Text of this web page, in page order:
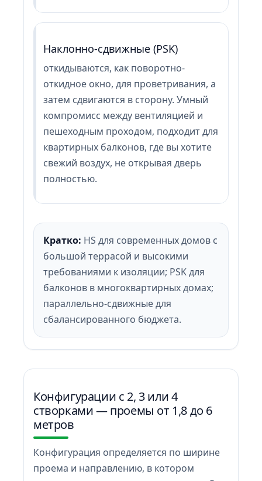
Наклонно-сдвижные (PSK)
откидываются, как поворотно-
откидное окно, для проветривания, а
затем сдвигаются в сторону. Умный
компромисс между вентиляцией и
пешеходным проходом, подходит для
квартирных балконов, где вы хотите
свежий воздух, не открывая дверь
полностью.
Кратко: HS для современных домов с
большой террасой и высокими
требованиями к изоляции; PSK для
балконов в многоквартирных домах;
параллельно-сдвижные для
сбалансированного бюджета.
Конфигурации с 2, 3 или 4
створками — проемы от 1,8 до 6
метров
Конфигурация определяется по ширине
проема и направлению, в котором